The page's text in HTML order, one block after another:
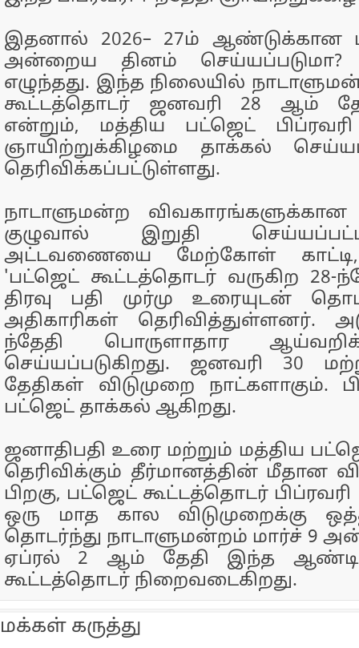
இதனால் 2026– 27ம் ஆண்டுக்கான
அன்றைய தினம்
எழுந்தது. இந்த நிலையில்
கூட்டத்தொடர் ஜனவரி 28 ஆம்
என்றும், மத்திய பட்ஜெட்
ஞாயிற்றுக்கிழமை தாக்கல்
தெரிவிக்கப்பட்டுள்ளது.
நாடாளுமன்ற
குழுவால் இறுதி
அட்டவணையை மேற்கோள் காட்டி,
'பட்ஜெட் கூட்டத்தொடர் வருகிற 28-
திரவு பதி முர்மு உரையுடன்
அதிகாரிகள் தெரிவித்துள்ளனர்.
ந்தேதி பொருளாதார
செய்யப்படுகிறது. ஜனவரி 30
தேதிகள் விடுமுறை நாட்களாகும்.
பட்ஜெட் தாக்கல் ஆகிறது.
ஜனாதிபதி உரை மற்றும் மத்திய
தெரிவிக்கும் தீர்மானத்தின் மீதான
பிறகு, பட்ஜெட் கூட்டத்தொடர் பிப்ரவரி
ஒரு மாத கால விடுமுறைக்கு
தொடர்ந்து நாடாளுமன்றம் மார்ச் 9
ஏப்ரல் 2 ஆம் தேதி இந்த
கூட்டத்தொடர் நிறைவடைகிறது.
மக்கள் கருத்து